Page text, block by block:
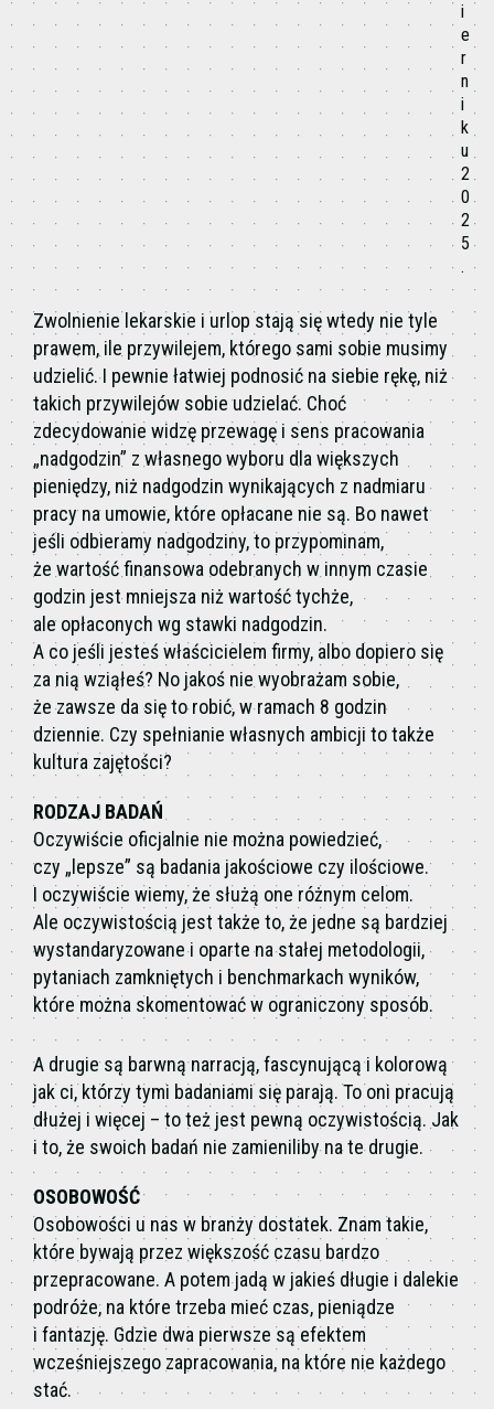
i
e
r
n
i
k
u
2
0
2
5
.
Zwolnienie lekarskie i urlop stają się wtedy nie tyle
prawem, ile przywilejem, którego sami sobie musimy
udzielić. I pewnie łatwiej podnosić na siebie rękę, niż
takich przywilejów sobie udzielać. Choć
zdecydowanie widzę przewagę i sens pracowania
„nadgodzin” z własnego wyboru dla większych
pieniędzy, niż nadgodzin wynikających z nadmiaru
pracy na umowie, które opłacane nie są. Bo nawet
jeśli odbieramy nadgodziny, to przypominam,
że wartość finansowa odebranych w innym czasie
godzin jest mniejsza niż wartość tychże,
ale opłaconych wg stawki nadgodzin.
A co jeśli jesteś właścicielem firmy, albo dopiero się
za nią wziąłeś? No jakoś nie wyobrażam sobie,
że zawsze da się to robić, w ramach 8 godzin
dziennie. Czy spełnianie własnych ambicji to także
kultura zajętości?
RODZAJ BADAŃ
Oczywiście oficjalnie nie można powiedzieć,
czy „lepsze” są badania jakościowe czy ilościowe.
I oczywiście wiemy, że służą one różnym celom.
Ale oczywistością jest także to, że jedne są bardziej
wystandaryzowane i oparte na stałej metodologii,
pytaniach zamkniętych i benchmarkach wyników,
które można skomentować w ograniczony sposób.
A drugie są barwną narracją, fascynującą i kolorową
jak ci, którzy tymi badaniami się parają. To oni pracują
dłużej i więcej – to też jest pewną oczywistością. Jak
i to, że swoich badań nie zamieniliby na te drugie.
OSOBOWOŚĆ
Osobowości u nas w branży dostatek. Znam takie,
które bywają przez większość czasu bardzo
przepracowane. A potem jadą w jakieś długie i dalekie
podróże, na które trzeba mieć czas, pieniądze
i fantazję. Gdzie dwa pierwsze są efektem
wcześniejszego zapracowania, na które nie każdego
stać.